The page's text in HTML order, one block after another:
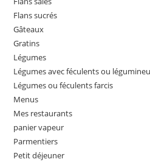
Flans sucrés
Gâteaux
Gratins
Légumes
Légumes avec féculents ou
Légumes ou féculents farcis
Menus
Mes restaurants
panier vapeur
Parmentiers
Petit déjeuner